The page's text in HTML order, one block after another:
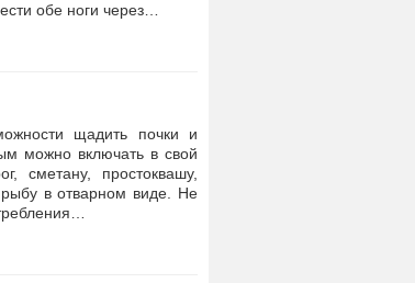
обе ноги через…
щадить почки и
можно включать в свой
сметану, простоквашу,
в отварном виде. Не